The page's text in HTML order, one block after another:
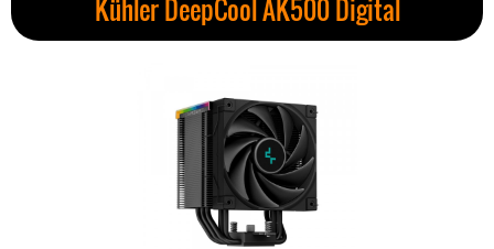
Kühler DeepCool AK500 Digital